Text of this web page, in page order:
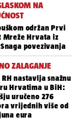
NA
održan Prvi
Mreže Hrvata iz
povezivanja
ZALAGANJE
nastavlja snažnu
Hrvatima u BiH:
uručeno 276
vrijednih više od
eura